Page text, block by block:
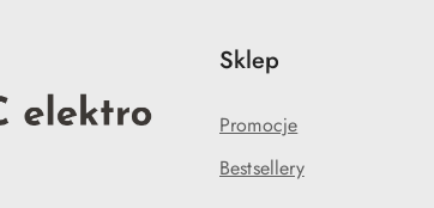
Sklep
Promocje
Bestsellery